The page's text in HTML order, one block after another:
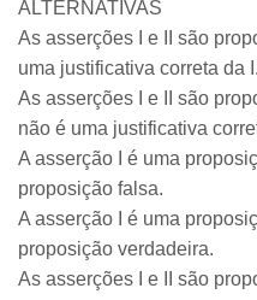
ALTERNATIVAS
As asserções I e II são
uma justificativa correta da I.
As asserções I e II são
não é uma justificativa
A asserção I é uma
proposição falsa.
A asserção I é uma
proposição verdadeira.
As asserções I e II são